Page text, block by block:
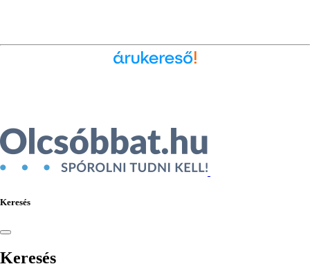
Keresés
Keresés